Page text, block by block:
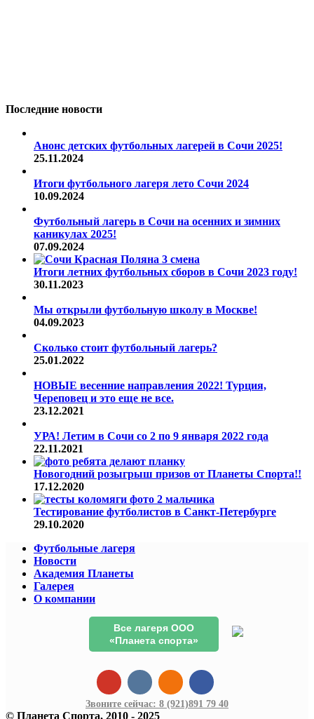
Последние новости
Анонс детских футбольных лагерей в Сочи 2025!
25.11.2024
Итоги футбольного лагеря лето Сочи 2024
10.09.2024
Футбольный лагерь в Сочи на осенних и зимних
каникулах 2025!
07.09.2024
Итоги летних футбольных сборов в Сочи 2023 году!
30.11.2023
Мы открыли футбольную школу в Москве!
04.09.2023
Сколько стоит футбольный лагерь?
25.01.2022
НОВЫЕ весенние направления 2022! Турция,
Череповец и это еще не все.
23.12.2021
УРА! Летим в Сочи со 2 по 9 января 2022 года
22.11.2021
Новогодний розыгрыш призов от Планеты Спорта!!
17.12.2020
Тестирование футболистов в Санкт-Петербурге
29.10.2020
Футбольные лагеря
Новости
Академия Планеты
Галерея
О компании
Все лагеря ООО
«Планета спорта»
Звоните сейчас: 8 (921)891 79 40
© Планета Спорта, 2010 - 2025